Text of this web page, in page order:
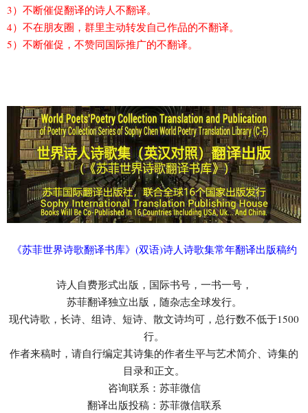
3）不断催促翻译的诗人不翻译。
4）不在朋友圈，群里主动转发自己作品的不翻译。
5）不断催促，不赞同国际推广的不翻译。
《苏菲世界诗歌翻译书库》(双语)诗人诗歌集常年翻译出版稿约
诗人自费形式出版，国际书号，一书一号，
苏菲翻译独立出版，随杂志全球发行。
现代诗歌，长诗、组诗、短诗、散文诗均可，总行数不低于1500
行。
作者来稿时，请自行编定其诗集的作者生平与艺术简介、诗集的
目录和正文。
咨询联系：苏菲微信
翻译出版投稿：苏菲微信联系